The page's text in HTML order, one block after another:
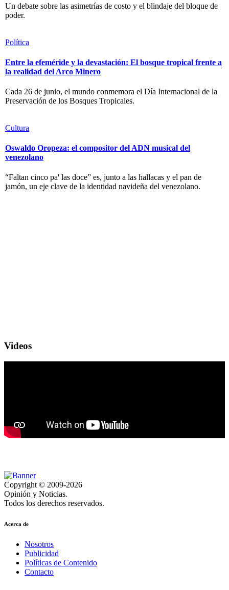
Un debate sobre las asimetrías de costo y el blindaje del bloque de
poder.
Política
Entre la efeméride y la devastación: El bosque tropical frente a
la realidad del Arco Minero
Cada 26 de junio, el mundo conmemora el Día Internacional de la
Preservación de los Bosques Tropicales.
Cultura
Oswaldo Oropeza: el compositor del ADN musical del
venezolano
“Faltan cinco pa' las doce” es, junto a las hallacas y el pan de
jamón, un eje clave de la identidad navideña del venezolano.
Videos
Copyright © 2009-2026
Opinión y Noticias.
Todos los derechos reservados.
Acerca de
Nosotros
Publicidad
Políticas de Contenido
Contacto